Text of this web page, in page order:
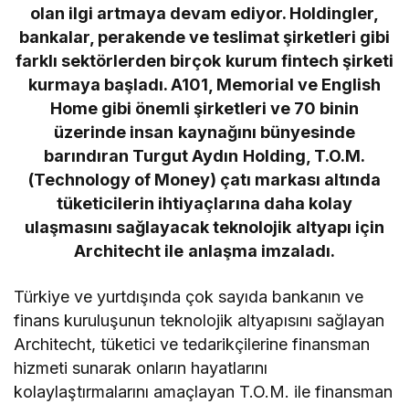
olan ilgi artmaya devam ediyor. Holdingler,
bankalar, perakende ve teslimat şirketleri gibi
farklı sektörlerden birçok kurum fintech şirketi
kurmaya başladı. A101, Memorial ve English
Home gibi önemli şirketleri ve 70 binin
üzerinde insan kaynağını bünyesinde
barındıran Turgut Aydın Holding, T.O.M.
(Technology of Money) çatı markası altında
tüketicilerin ihtiyaçlarına daha kolay
ulaşmasını sağlayacak teknolojik altyapı için
Architecht ile anlaşma imzaladı.
Türkiye ve yurtdışında çok sayıda bankanın ve
finans kuruluşunun teknolojik altyapısını sağlayan
Architecht, tüketici ve tedarikçilerine finansman
hizmeti sunarak onların hayatlarını
kolaylaştırmalarını amaçlayan T.O.M. ile finansman